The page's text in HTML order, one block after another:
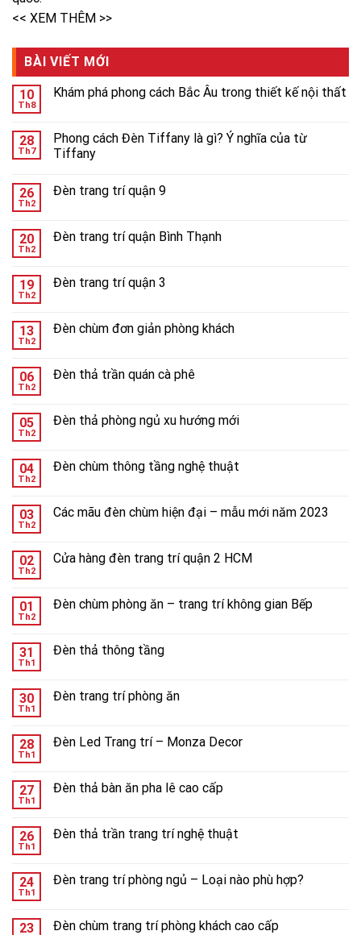
<< XEM THÊM >>
BÀI VIẾT MỚI
10
Th8
Khám phá phong cách Bắc Âu trong thiết kế nội thất
28
Th7
Phong cách Đèn Tiffany là gì? Ý nghĩa của từ
Tiffany
26
Th2
Đèn trang trí quận 9
20
Th2
Đèn trang trí quận Bình Thạnh
19
Th2
Đèn trang trí quận 3
13
Th2
Đèn chùm đơn giản phòng khách
06
Th2
Đèn thả trần quán cà phê
05
Th2
Đèn thả phòng ngủ xu hướng mới
04
Th2
Đèn chùm thông tầng nghệ thuật
03
Th2
Các mãu đèn chùm hiện đại – mẫu mới năm 2023
02
Th2
Cửa hàng đèn trang trí quận 2 HCM
01
Th2
Đèn chùm phòng ăn – trang trí không gian Bếp
31
Th1
Đèn thả thông tầng
30
Th1
Đèn trang trí phòng ăn
28
Th1
Đèn Led Trang trí – Monza Decor
27
Th1
Đèn thả bàn ăn pha lê cao cấp
26
Th1
Đèn thả trần trang trí nghệ thuật
24
Th1
Đèn trang trí phòng ngủ – Loại nào phù hợp?
23 Đèn chùm trang trí phòng khách cao cấp